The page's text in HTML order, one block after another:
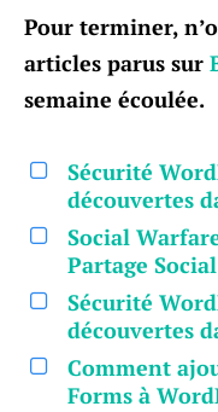
Pour terminer,
articles parus sur
semaine écoulée.
Sécurité
découvertes
Social
Partage Social
Sécurité
découvertes
Comment
Forms à